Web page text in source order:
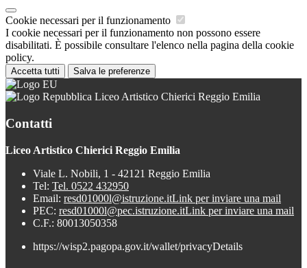
Cookie necessari per il funzionamento
I cookie necessari per il funzionamento non possono essere
disabilitati. È possibile consultare l'elenco nella pagina della cookie
policy.
Accetta tutti Salva le preferenze
Liceo Artistico Chierici Reggio Emilia
Contatti
Liceo Artistico Chierici Reggio Emilia
Viale L. Nobili, 1 - 42121 Reggio Emilia
Tel: Tel. 0522 432950
Email: resd01000l@istruzione.itLink per inviare una mail
PEC: resd01000l@pec.istruzione.itLink per inviare una mail
C.F.: 80013050358
https://wisp2.pagopa.gov.it/wallet/privacyDetails